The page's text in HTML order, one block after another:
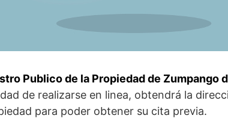
Publico de la Propiedad de Zumpango
de realizarse en linea, obtendrá la
para poder obtener su cita previa.